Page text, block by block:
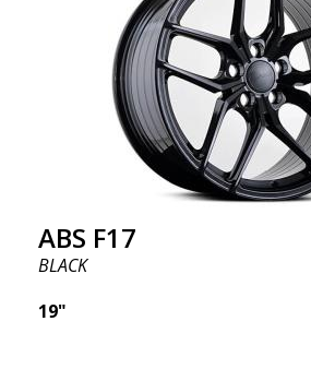
ABS F17
BLACK
19"